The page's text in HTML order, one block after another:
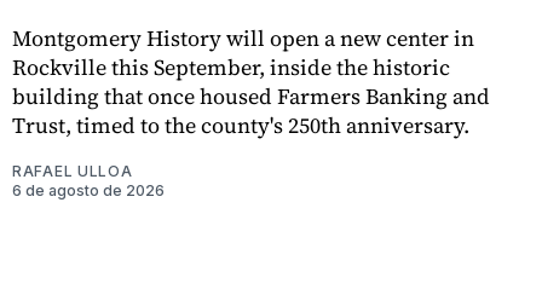
Montgomery History will open a new center in
Rockville this September, inside the historic
building that once housed Farmers Banking and
Trust, timed to the county's 250th anniversary.
RAFAEL ULLOA
6 de agosto de 2026